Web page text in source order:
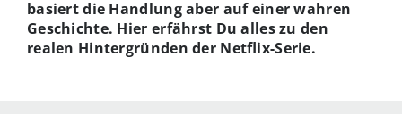
basiert die Handlung aber auf einer wahren
Geschichte. Hier erfährst Du alles zu den
realen Hintergründen der Netflix-Serie.